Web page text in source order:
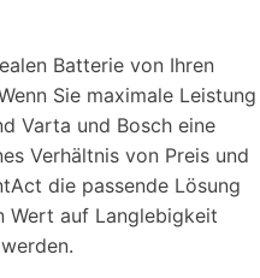
Batterie von Ihren
Sie maximale Leistung
Varta und Bosch eine
Verhältnis von Preis und
die passende Lösung
Wert auf Langlebigkeit